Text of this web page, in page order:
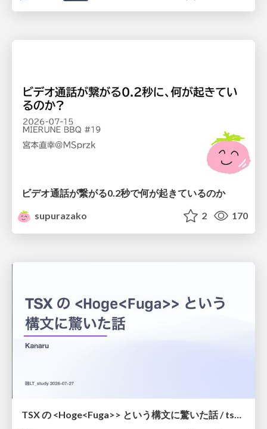
ビデオ通話が繋がる0.2秒で何が起きているのか
supurazako
2 170
TSX の <Hoge<Fuga>> という構文に驚いた話 / tsx-type-argument-syntax